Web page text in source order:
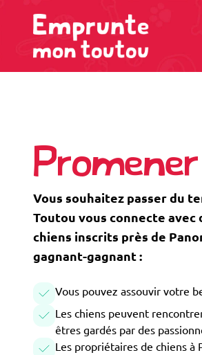
Vous souhaitez passer du
Toutou vous connecte
chiens inscrits près de
gagnant-gagnant :
Vous pouvez assouvir votre
Les chiens peuvent
êtres gardés par des
Les propriétaires de chiens